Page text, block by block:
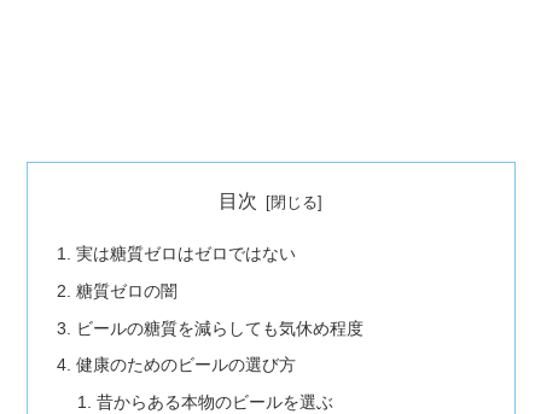
目次
実は糖質ゼロはゼロではない
糖質ゼロの闇
ビールの糖質を減らしても気休め程度
健康のためのビールの選び方
昔からある本物のビールを選ぶ